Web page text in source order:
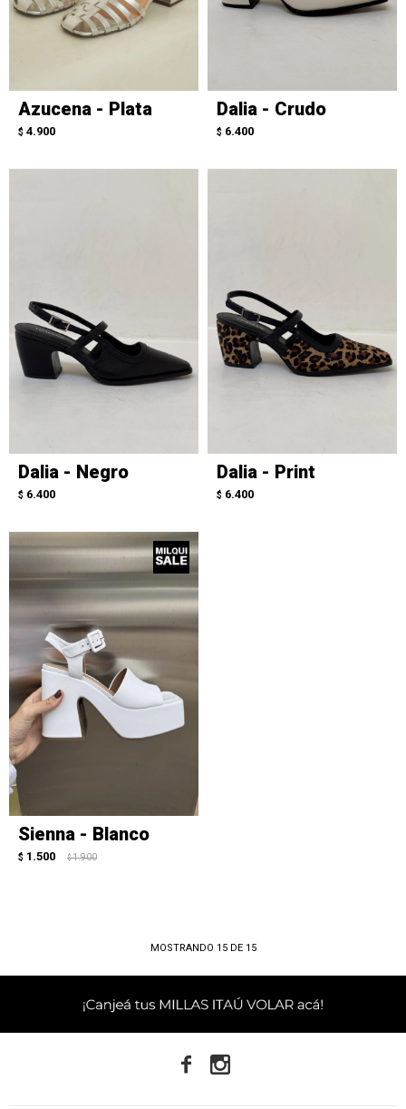
Azucena - Plata
$ 4.900
Dalia - Crudo
$ 6.400
Dalia - Negro
$ 6.400
Dalia - Print
$ 6.400
Sienna - Blanco
$ 1.500 $ 1.900
MOSTRANDO 15DE 15
 